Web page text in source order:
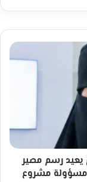
يعيد رسم مصير
مسؤولة مشروع